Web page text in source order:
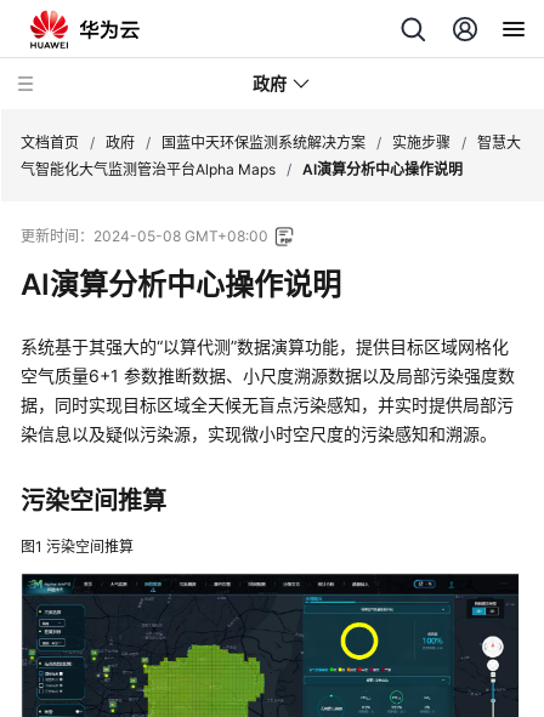
政府
点
软
件
网
统
管
解
方
案
字
政
通
城
市
文档首页 / 政府 / 国蓝中天环保监测系统解决方案 / 实施步骤 / 智慧大
气智能化大气监测管治平台Alpha Maps / AI演算分析中心操作说明
更新时间： 2024-05-08 GMT+08:00
AI演算分析中心操作说明
系统基于其强大的“以算代测”数据演算功能，提供目标区域网格化
空气质量6+1 参数推断数据、小尺度溯源数据以及局部污染强度数
据，同时实现目标区域全天候无盲点污染感知，并实时提供局部污
染信息以及疑似污染源，实现微小时空尺度的污染感知和溯源。
污染空间推算
图1 污染空间推算